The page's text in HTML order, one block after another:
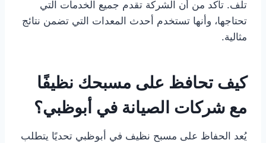
تلف. تأكد من أن الشركة تقدم جميع الخدمات التي
تحتاجها، وأنها تستخدم أحدث المعدات التي تضمن نتائج
مثالية.
كيف تحافظ على مسبحك نظيفًا
مع شركات الصيانة في أبوظبي؟
يُعد الحفاظ على مسبح نظيف في أبوظبي تحديًا يتطلب